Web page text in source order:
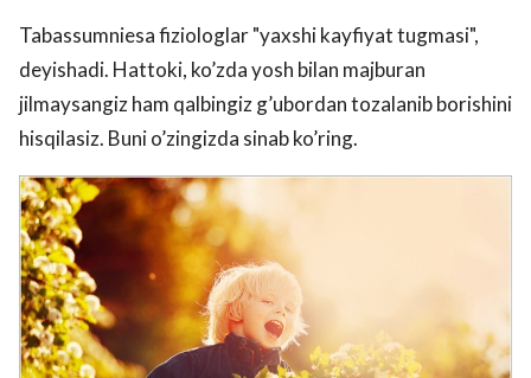
Tabassumniesa fiziologlar "yaxshi kayfiyat tugmasi",
deyishadi. Hattoki, ko’zda yosh bilan majburan
jilmaysangiz ham qalbingiz g’ubordan tozalanib borishini
hisqilasiz. Buni o’zingizda sinab ko’ring.